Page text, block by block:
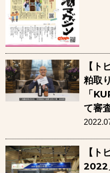
【ト
粕取
「
て審
【ト
2022